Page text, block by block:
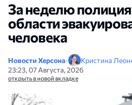
За неделю
области
человека
Новости Херсона• Кристина
23:23, 07 Августа, 2026
открыть в новой вкладке